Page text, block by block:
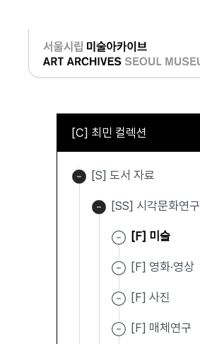
로그인
[C] 최민 컬렉션
[S] 도서 자료
[SS] 시각문화연구
[F] 미술
[F] 영화·영상
[F] 사진
[F] 매체연구